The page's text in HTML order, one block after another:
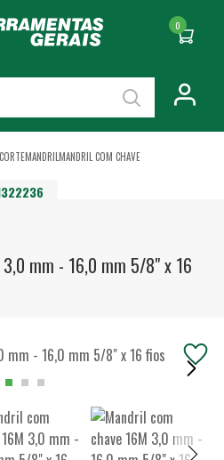
0
MANDRILMANDRIL COM CHAVE
mm - 16,0 mm 5/8" x 16